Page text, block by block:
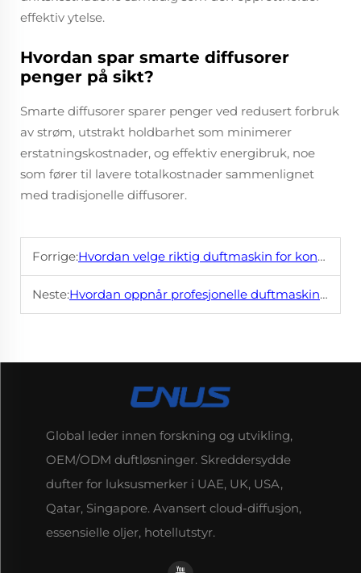
effektiv ytelse.
Hvordan spar smarte diffusorer
penger på sikt?
Smarte diffusorer sparer penger ved redusert forbruk
av strøm, utstrakt holdbarhet som minimerer
erstatningskostnader, og effektiv energibruk, noe
som fører til lavere totalkostnader sammenlignet
med tradisjonelle diffusorer.
Forrige:Hvordan velge riktig duftmaskin for kontorbruk?
Neste:Hvordan oppnår profesjonelle duftmaskiner eniform diffusjon i store rom
Global leder innen forskning og utvikling,
OEM/ODM duftløsninger. Skreddersydde
dufter for luksusmerker i UAE, UK, USA,
Qatar, Singapore. Avansert cloud-diffusjon,
essensielle oljer, hotellutstyr.